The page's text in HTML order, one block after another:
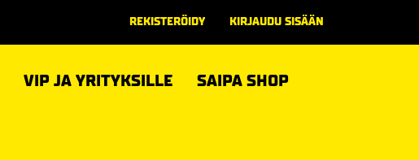
REKISTERÖIDY KIRJAUDU SISÄÄN
VIP JA YRITYKSILLE SAIPA SHOP